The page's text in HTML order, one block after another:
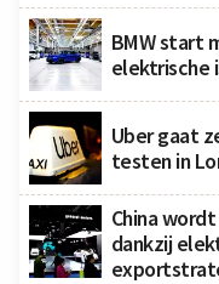
BMW start
elektrische
Uber gaat
testen in
China
dankzij